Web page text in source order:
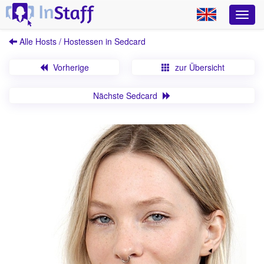
Alle Hosts / Hostessen in Sedcard
Vorherige zur Übersicht
Nächste Sedcard